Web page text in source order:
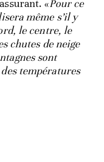
«Pour ce
même s’il y
le centre, le
chutes de neige
sont
températures